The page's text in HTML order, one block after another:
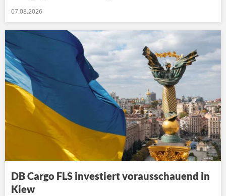
07.08.2026
DB Cargo FLS investiert vorausschauend in
Kiew